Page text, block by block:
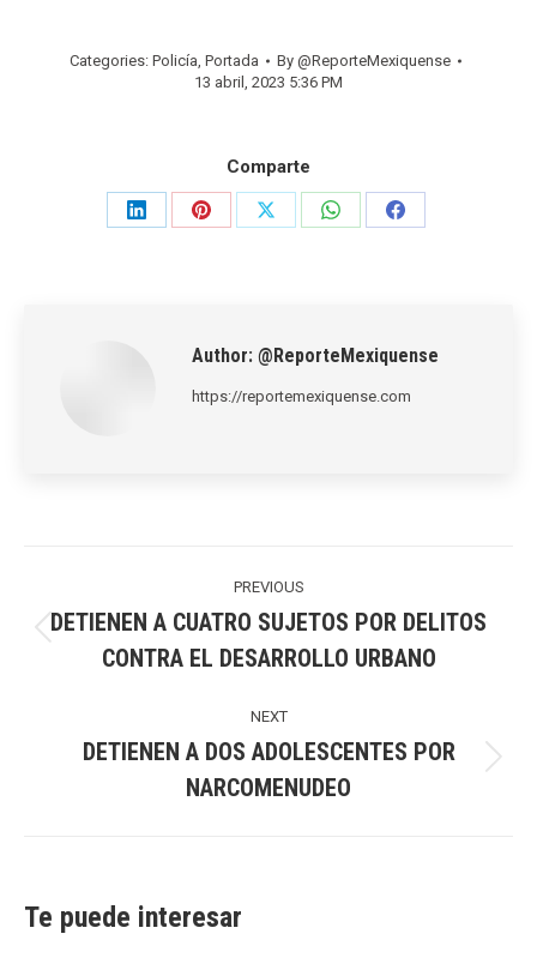
Categories: Policía, Portada By @ReporteMexiquense
13 abril, 2023 5:36 PM
Comparte
Share
Share
Share
Share
Share
Author: @ReporteMexiquense
https://reportemexiquense.com
PREVIOUS
post:
DETIENEN A CUATRO SUJETOS POR DELITOS
CONTRA EL DESARROLLO URBANO
NEXT
post:
DETIENEN A DOS ADOLESCENTES POR
NARCOMENUDEO
Te puede interesar